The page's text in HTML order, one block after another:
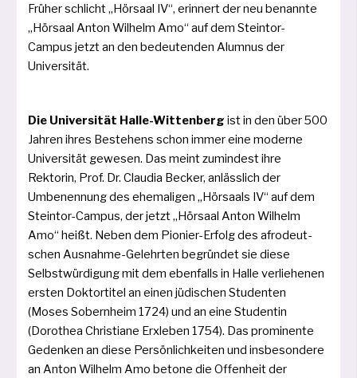
Früher schlicht „Hörsaal IV“, erin­nert der neu benann­te
„Hörsaal Anton Wilhelm Amo“ auf dem Steintor-
Campus jetzt an den bedeu­ten­den Alumnus der
Universität.
Die Universität Halle-Wittenberg ist in den über 500
Jahren ihres Bestehens schon immer eine moder­ne
Universität gewe­sen. Das meint zumin­dest ihre
Rektorin, Prof. Dr. Claudia Becker, anläss­lich der
Umbenennung des ehe­ma­li­gen „Hörsaals IV“ auf dem
Steintor-Campus, der jetzt „Hörsaal Anton Wilhelm
Amo“ heißt. Neben dem Pionier-Erfolg des afro­deut­
schen Ausnahme-Gelehrten begrün­det sie die­se
Selbstwürdigung mit dem eben­falls in Halle ver­lie­he­nen
ers­ten Doktortitel an einen jüdi­schen Studenten
(Moses Sobernheim 1724) und an eine Studentin
(Dorothea Christiane Erxleben 1754). Das pro­mi­nen­te
Gedenken an die­se Persönlichkeiten und ins­be­son­de­re
an Anton Wilhelm Amo beto­ne die Offenheit der